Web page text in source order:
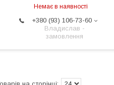
Немає в наявності
+380 (93) 106-73-60
Владислав -
замовлення